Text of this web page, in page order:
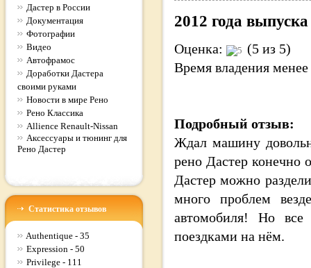
Дастер в России
Документация
Фотографии
Видео
Автофрамос
Доработки Дастера
своими руками
Новости в мире Рено
Рено Классика
Allience Renault-Nissan
Аксессуары и тюнинг для
Рено Дастер
Статистика отзывов
Authentique - 35
Expression - 50
Privilege - 111
2012 года выпуска
Оценка:
(5 из 5)
Время владения менее
Подробный отзыв:
Ждал машину
рено Дастер конечно
Дастер можно
много проблем
автомобиля! Но все
поездками на нём.